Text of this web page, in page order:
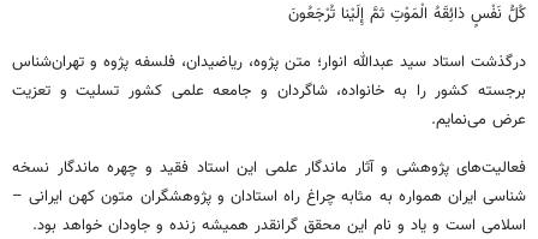
کُلُّ نَفْسٍ ذائِقَهُ الْمَوْتِ ثمَّ إِلَیْنا تُرْجَعُونَ
درگذشت استاد سید عبدالله انوار؛ متن پژوه، ریاضیدان، فلسفه پژوه و تهران‌شناس
برجسته کشور را به خانواده، شاگردان و جامعه علمی کشور تسلیت و تعزیت
عرض می‌نمایم.
فعالیت‌های پژوهشی و آثار ماندگار علمی این استاد فقید و چهره ماندگار نسخه
شناسی ایران همواره به مثابه چراغ راه استادان و پژوهشگران متون کهن ایرانی –
اسلامی است و یاد و نام این محقق گرانقدر همیشه زنده و جاودان خواهد بود.